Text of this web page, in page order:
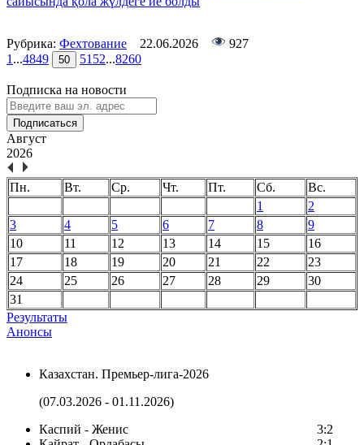
Рубрика: Фехтование 22.06.2026
927
1...4849 50 5152...8260
Подписка на новости
Подписаться
Август
2026
Пн. Вт. Ср. Чт. Пт. Сб.
Вс.
1
2
3
4 5 6 7 8
9
10
11 12 13 14 15
16
17
18 19 20 21 22
23
24
25 26 27 28 29
30
31
Результаты
Анонсы
Казахстан. Премьер-лига-2026
(07.03.2026 - 01.11.2026)
Каспий - Женис
3:2